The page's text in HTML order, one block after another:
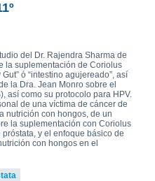
del Dr. Rajendra Sharma de
la suplementación de Coriolus
ó “intestino agujereado”, así
la Dra. Jean Monro sobre el
así como su protocolo para HPV.
de una víctima de cáncer de
nutrición con hongos, de un
la suplementación con Coriolus
y el enfoque básico de
con hongos en el